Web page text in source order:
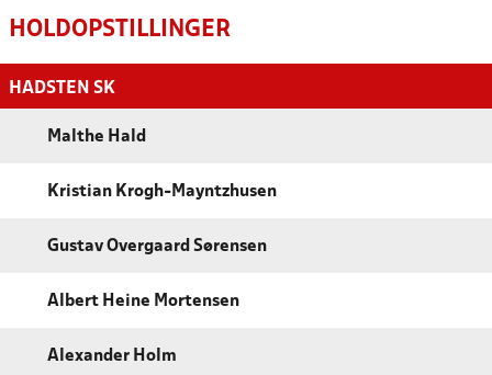
HOLDOPSTILLINGER
HADSTEN SK
Malthe Hald
Kristian Krogh-Mayntzhusen
Gustav Overgaard Sørensen
Albert Heine Mortensen
Alexander Holm